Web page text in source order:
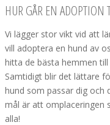
HUR GÅR EN ADOPTION
Vi lägger stor vikt vid att
vill adoptera en hund av
hitta de bästa hemmen till
Samtidigt blir det lättare
hund som passar dig och
mål är att omplaceringen
alla!